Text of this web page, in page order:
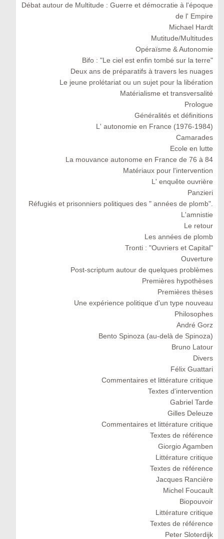
Débat autour de Multitude : Guerre et démocratie à l'époque
de l' Empire
Michael Hardt
Mutitude/Multitudes
Opéraïsme & Autonomie
Bifo : "Le ciel est enfin tombé sur la terre"
Deux ans de préparatifs à travers les nuages
Le jeune prolétariat ou un sujet pour la libération
Matérialisme et transversalité
Prologue
Généralités et définitions
L' autonomie en France (1976-1984)
Camarades
Ecole en lutte
La mouvance autonome en France de 76 à 84
Matériaux pour l'intervention
L' enquête ouvrière
Panzieri
Réfugiés et prisonniers politiques des " années de plomb".
L'amnistie
Le retour
Les années de plomb
Tronti : "Ouvriers et Capital"
Ouverture
Post-scriptum autour de quelques problèmes
Premières hypothèses
Premières thèses
Une expérience politique d'un type nouveau
Philosophes
André Gorz
Bento Spinoza (au-delà de Spinoza)
Bruno Latour
Divers
Félix Guattari
Commentaires et littérature critique
Textes d'intervention
Gabriel Tarde
Gilles Deleuze
Commentaires et littérature critique
Textes de référence
Giorgio Agamben
Littérature critique
Textes de référence
Jacques Rancière
Michel Foucault
Biopouvoir
Littérature critique
Textes de référence
Peter Sloterdijk